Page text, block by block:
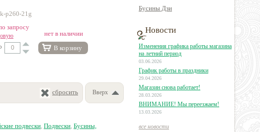
p260-21g
запросу
нет в наличии
В корзину
сбросить Вверх
подвески, Подвески, Бусины,
Бусины Дзи
Новости
Изменения графика работы магазина
на летний период
03.06.2026
График работы в праздники
29.04.2026
Магазин снова работает!
28.03.2026
ВНИМАНИЕ! Мы переезжаем!
13.03.2026
все новости